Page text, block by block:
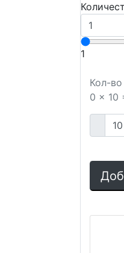
1
Кол-
0 x 10